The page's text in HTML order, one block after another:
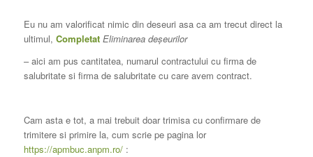
Eu nu am valorificat nimic din deseuri asa ca am trecut direct la
ultimul, Completat Eliminarea deșeurilor
– aici am pus cantitatea, numarul contractului cu firma de
salubritate si firma de salubritate cu care avem contract.
Cam asta e tot, a mai trebuit doar trimisa cu confirmare de
trimitere si primire la, cum scrie pe pagina lor
https://apmbuc.anpm.ro/: